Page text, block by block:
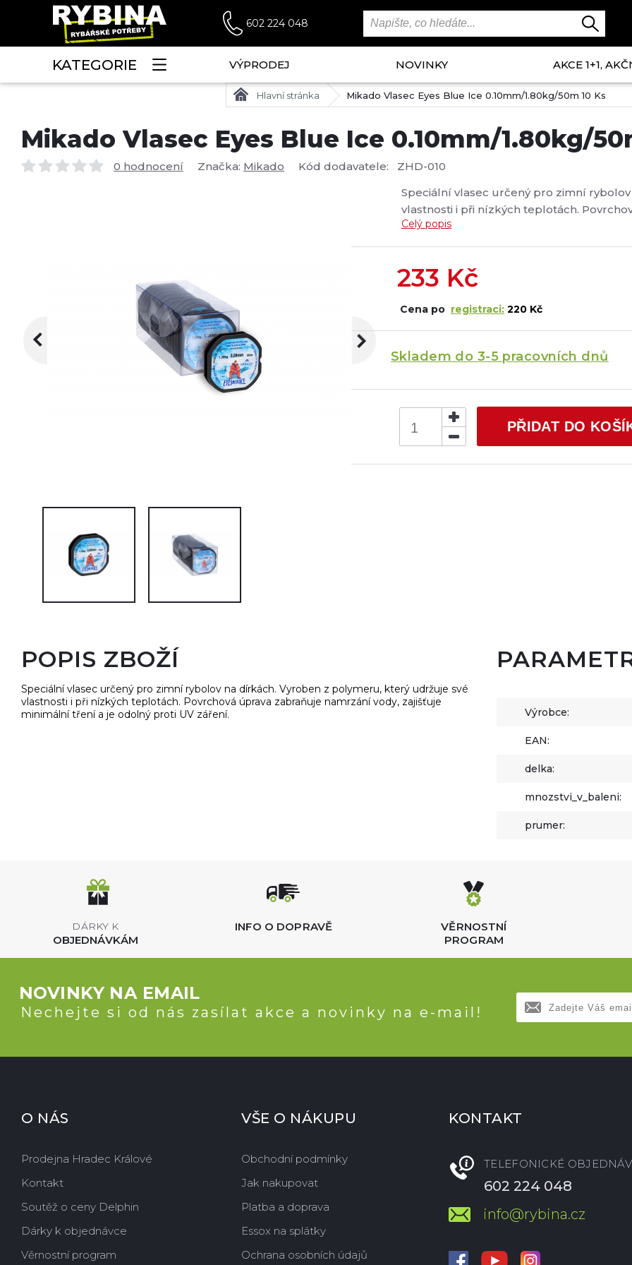
602 224 048
KATEGORIE VÝPRODEJ NOVINKY AKCE 1+1,
Hlavní stránka Mikado Vlasec Eyes Blue Ice 0.10mm/1.80kg/50m 10 Ks
Mikado Vlasec Eyes Blue Ice 0.10mm/1.80kg/
0 hodnocení Značka: Mikado Kód dodavatele: ZHD-010
Speciální vlasec určený pro zimní
vlastnosti i při nízkých teplotách.
minimální tření a je odolný proti UV
Celý popis
233 Kč
Cena po registraci: 220 Kč
Skladem do 3-5 pracovních dnů
PŘIDAT DO
POPIS ZBOŽÍ
Speciální vlasec určený pro zimní rybolov na dírkách. Vyroben z polymeru, který udržuje své
vlastnosti i při nízkých teplotách. Povrchová úprava zabraňuje namrzání vody, zajišťuje
minimální tření a je odolný proti UV záření.
Výrobce:
EAN:
delka:
mnozstvi_v_baleni:
prumer:
DÁRKY K
OBJEDNÁVKÁM
INFO O DOPRAVĚ
VĚRNOSTNÍ
PROGRAM
NOVINKY NA EMAIL
Nechejte si od nás zasílat akce a novinky na e-mail!
O NÁS
Prodejna Hradec Králové
Kontakt
Soutěž o ceny Delphin
Dárky k objednávce
Věrnostní program
VŠE O NÁKUPU
Obchodní podmínky
Jak nakupovat
Platba a doprava
Essox na splátky
Ochrana osobních údajů
KONTAKT
TELEFONICKÉ
602 224 048
info@rybina.cz